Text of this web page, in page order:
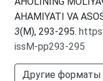
AHAMIYATI VA
3(M), 293-295.
issM-pp293-295
Другие форматы